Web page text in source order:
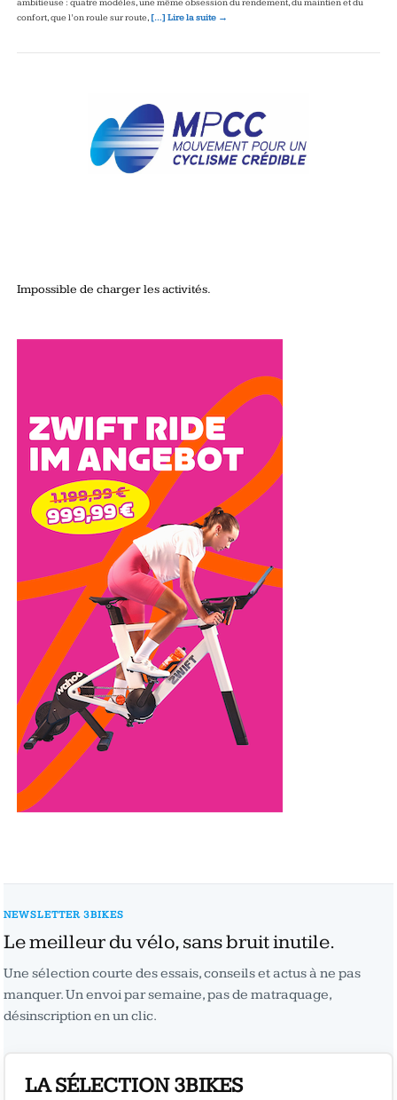
ambitieuse : quatre modèles, une même obsession du rendement, du maintien et du
confort, que l’on roule sur route, […] Lire la suite →
Impossible de charger les activités.
NEWSLETTER 3BIKES
Le meilleur du vélo, sans bruit inutile.
Une sélection courte des essais, conseils et actus à ne pas
manquer. Un envoi par semaine, pas de matraquage,
désinscription en un clic.
LA SÉLECTION 3BIKES